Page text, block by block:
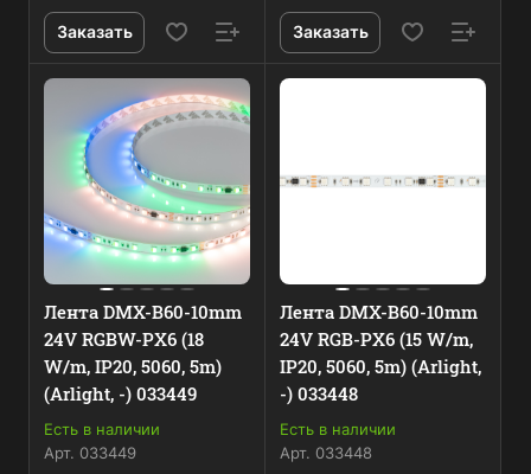
Заказать Заказать
Лента DMX-B60-10mm
24V RGBW-PX6 (18
W/m, IP20, 5060, 5m)
(Arlight, -) 033449
Есть в наличии
Арт. 033449
Лента DMX-B60-10mm
24V RGB-PX6 (15 W/m,
IP20, 5060, 5m) (Arlight,
-) 033448
Есть в наличии
Арт. 033448